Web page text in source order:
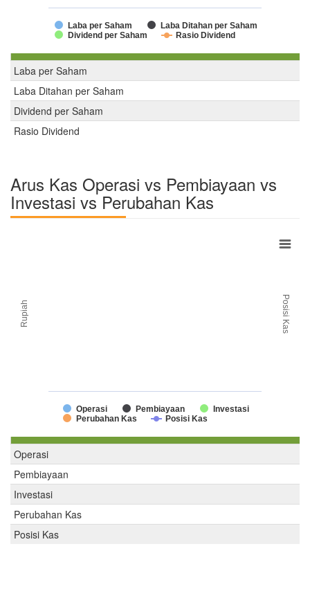
Laba per Saham
Laba Ditahan per Saham
Dividend per Saham
Rasio Dividend
Laba per Saham
Laba Ditahan per Saham
Dividend per Saham
Rasio Dividend
Arus Kas Operasi vs Pembiayaan vs
Investasi vs Perubahan Kas
Rupiah Posisi Kas
Operasi Pembiayaan
Investasi
Perubahan Kas
Posisi Kas
Operasi
Pembiayaan
Investasi
Perubahan Kas
Posisi Kas